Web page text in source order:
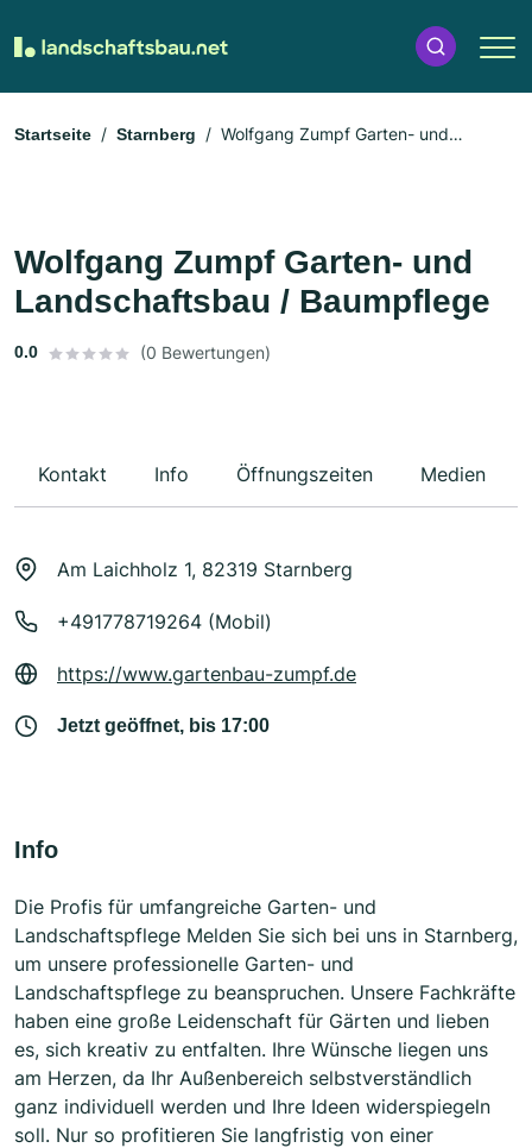
Startseite Starnberg
Wolfgang Zumpf Garten- und
Wolfgang Zumpf Garten- und
Landschaftsbau / Baumpflege
0.0 (0 Bewertungen)
Kontakt Info Öffnungszeiten Medien
Am Laichholz 1, 82319 Starnberg
+491778719264 (Mobil)
https://www.gartenbau-zumpf.de
Jetzt geöffnet, bis 17:00
Info
Die Profis für umfangreiche Garten- und
Landschaftspflege Melden Sie sich bei uns in Starnberg,
um unsere professionelle Garten- und
Landschaftspflege zu beanspruchen. Unsere Fachkräfte
haben eine große Leidenschaft für Gärten und lieben
es, sich kreativ zu entfalten. Ihre Wünsche liegen uns
am Herzen, da Ihr Außenbereich selbstverständlich
ganz individuell werden und Ihre Ideen widerspiegeln
soll. Nur so profitieren Sie langfristig von einer